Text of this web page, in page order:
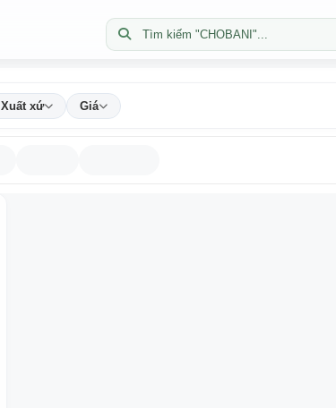
Tìm kiếm "CHOBANI"...
Xuất xứ Giá